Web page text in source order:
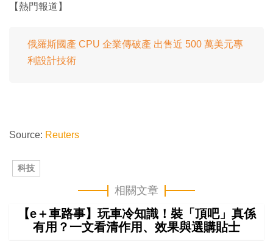
【熱門報道】
俄羅斯國產 CPU 企業傳破產 出售近 500 萬美元專
利設計技術
Source: Reuters
科技
相關文章
【e＋車路事】玩車冷知識！裝「頂吧」真係
有用？一文看清作用、效果與選購貼士